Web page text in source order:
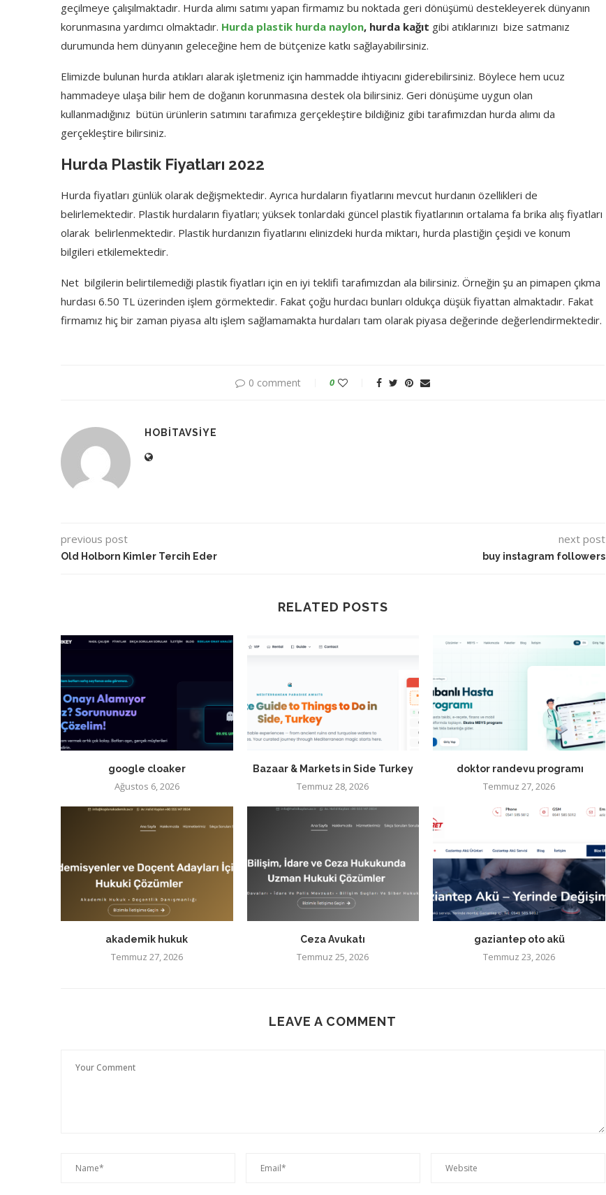
geçilmeye çalışılmaktadır. Hurda alımı satımı yapan firmamız bu noktada geri dönüşümü destekleyerek dünyanın
korunmasına yardımcı olmaktadır. Hurda plastik hurda naylon, hurda kağıt gibi atıklarınızı bize satmanız
durumunda hem dünyanın geleceğine hem de bütçenize katkı sağlayabilirsiniz.
Elimizde bulunan hurda atıkları alarak işletmeniz için hammadde ihtiyacını giderebilirsiniz. Böylece hem ucuz
hammadeye ulaşa bilir hem de doğanın korunmasına destek ola bilirsiniz. Geri dönüşüme uygun olan
kullanmadığınız bütün ürünlerin satımını tarafımıza gerçekleştire bildiğiniz gibi tarafımızdan hurda alımı da
gerçekleştire bilirsiniz.
Hurda Plastik Fiyatları 2022
Hurda fiyatları günlük olarak değişmektedir. Ayrıca hurdaların fiyatlarını mevcut hurdanın özellikleri de
belirlemektedir. Plastik hurdaların fiyatları; yüksek tonlardaki güncel plastik fiyatlarının ortalama fa brika alış fiyatları
olarak belirlenmektedir. Plastik hurdanızın fiyatlarını elinizdeki hurda miktarı, hurda plastiğin çeşidi ve konum
bilgileri etkilemektedir.
Net bilgilerin belirtilemediği plastik fiyatları için en iyi teklifi tarafımızdan ala bilirsiniz. Örneğin şu an pimapen çıkma
hurdası 6.50 TL üzerinden işlem görmektedir. Fakat çoğu hurdacı bunları oldukça düşük fiyattan almaktadır. Fakat
firmamız hiç bir zaman piyasa altı işlem sağlamamakta hurdaları tam olarak piyasa değerinde değerlendirmektedir.
0 comment 0
HOBITAVSIYE
previous post
Old Holborn Kimler Tercih Eder
next post
buy instagram followers
RELATED POSTS
google cloaker
Ağustos 6, 2026
Bazaar & Markets in Side Turkey
Temmuz 28, 2026
doktor randevu programı
Temmuz 27, 2026
akademik hukuk
Temmuz 27, 2026
Ceza Avukatı
Temmuz 25, 2026
gaziantep oto akü
Temmuz 23, 2026
LEAVE A COMMENT